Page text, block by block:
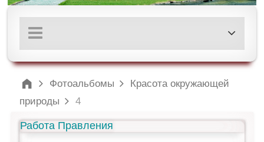
Фотоальбомы
Красота окружающей
природы
4
Работа Правления